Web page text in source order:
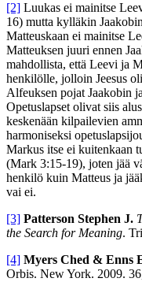
[2] Luukas ei mainitse
16) mutta kylläkin
Matteuskaan ei mainitse
Matteuksen juuri ennen
mahdollista, että Leevi ja
henkilölle, jolloin Jeesus
Alfeuksen pojat Jaakobin
Opetuslapset olivat siis
keskenään kilpailevien
harmoniseksi
Markus itse ei kuitenkaan
(Mark 3:15-19), joten jää
henkilö kuin Matteus ja
vai ei.
[3] Patterson Stephen J.
the Search for Meaning.
[4] Myers Ched & Enns
Orbis. New York. 2009.